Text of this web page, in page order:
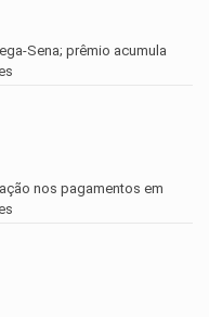
Sena; prêmio acumula
nos pagamentos em